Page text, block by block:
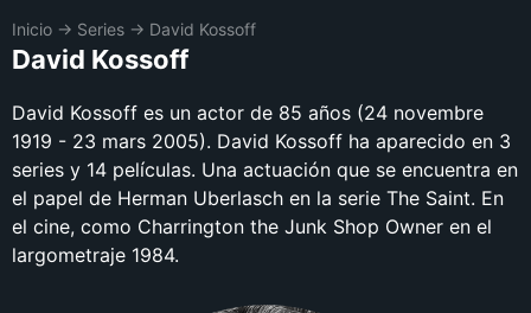
Inicio → Series → David Kossoff
David Kossoff
David Kossoff es un actor de 85 años (24 novembre
1919 - 23 mars 2005). David Kossoff ha aparecido en 3
series y 14 películas. Una actuación que se encuentra en
el papel de Herman Uberlasch en la serie The Saint. En
el cine, como Charrington the Junk Shop Owner en el
largometraje 1984.